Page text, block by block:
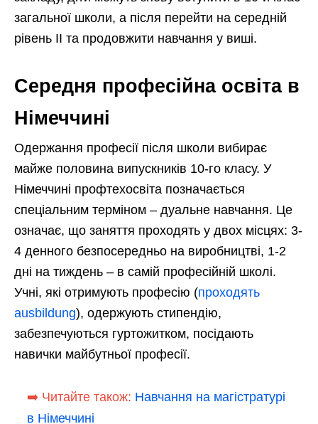
загальної школи, а після перейти на середній
рівень II та продовжити навчання у виші.
Середня професійна освіта в
Німеччині
Одержання професії після школи вибирає
майже половина випускників 10-го класу. У
Німеччині профтехосвіта позначається
спеціальним терміном – дуальне навчання. Це
означає, що заняття проходять у двох місцях: 3-
4 денного безпосередньо на виробництві, 1-2
дні на тиждень – в самій професійній школі.
Учні, які отримують професію (проходять
ausbildung), одержують стипендію,
забезпечуються гуртожитком, посідають
навички майбутньої професії.
➡️ Читайте також: Навчання на магістратурі
в Німеччині